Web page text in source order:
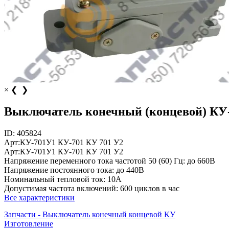
× ❮ ❯
Выключатель конечный (концевой)
ID: 405824
Арт:КУ-701У1 КУ-701 КУ 701 У2
Арт:КУ-701У1 КУ-701 КУ 701 У2
Напряжение переменного тока частотой 50 (60) Гц: до 660В
Напряжение постоянного тока: до 440В
Номинальный тепловой ток: 10А
Допустимая частота включений: 600 циклов в час
Все характеристики
Запчасти - Выключатель конечный концевой КУ
Изготовление